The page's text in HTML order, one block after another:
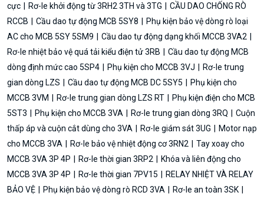
cực
Rơ-le khởi động từ 3RH2 3TH và 3TG
CẦU DAO CHỐNG RÒ
RCCB
Cầu dao tự động MCB 5SY8
Phụ kiện bảo vệ dòng rò loại
AC cho MCB 5SY 5SM9
Cầu dao tự động dạng khối MCCB 3VA2
Rơ-le nhiệt bảo vệ quá tải kiểu điện tử 3RB
Cầu dao tự động MCB
dòng định mức cao 5SP4
Phụ kiện cho MCCB 3VJ
Rơ-le trung
gian dòng LZS
Cầu dao tự động MCB DC 5SY5
Phụ kiện cho
MCCB 3VM
Rơ-le trung gian dòng LZS RT
Phụ kiện điện cho MCB
5ST3
Phụ kiện cho MCCB 3VA Rơ-le trung gian dòng 3RQ
Cuộn
thấp áp và cuộn cắt dùng cho 3VA
Rơ-le giám sát 3UG
Motor nạp
cho MCCB 3VA
Rơ-le bảo vệ nhiệt động cơ 3RN2
Tay xoay cho
MCCB 3VA 3P 4P
Rơ-le thời gian 3RP2
Khóa và liên động cho
MCCB 3VA 3P 4P
Rơ-le thời gian 7PV15
RELAY NHIỆT VÀ RELAY
BẢO VỆ
Phụ kiện bảo vệ dòng rò RCD 3VA
Rơ-le an toàn 3SK